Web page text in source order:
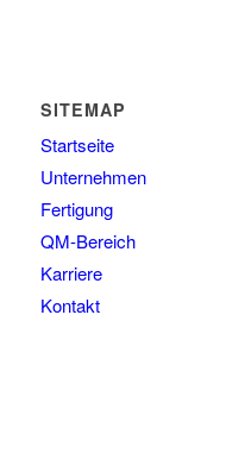
SITEMAP
Startseite
Unternehmen
Fertigung
QM-Bereich
Karriere
Kontakt